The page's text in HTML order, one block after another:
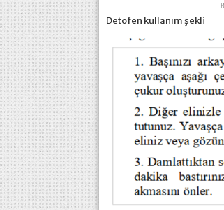
Detofen kullanım şekli